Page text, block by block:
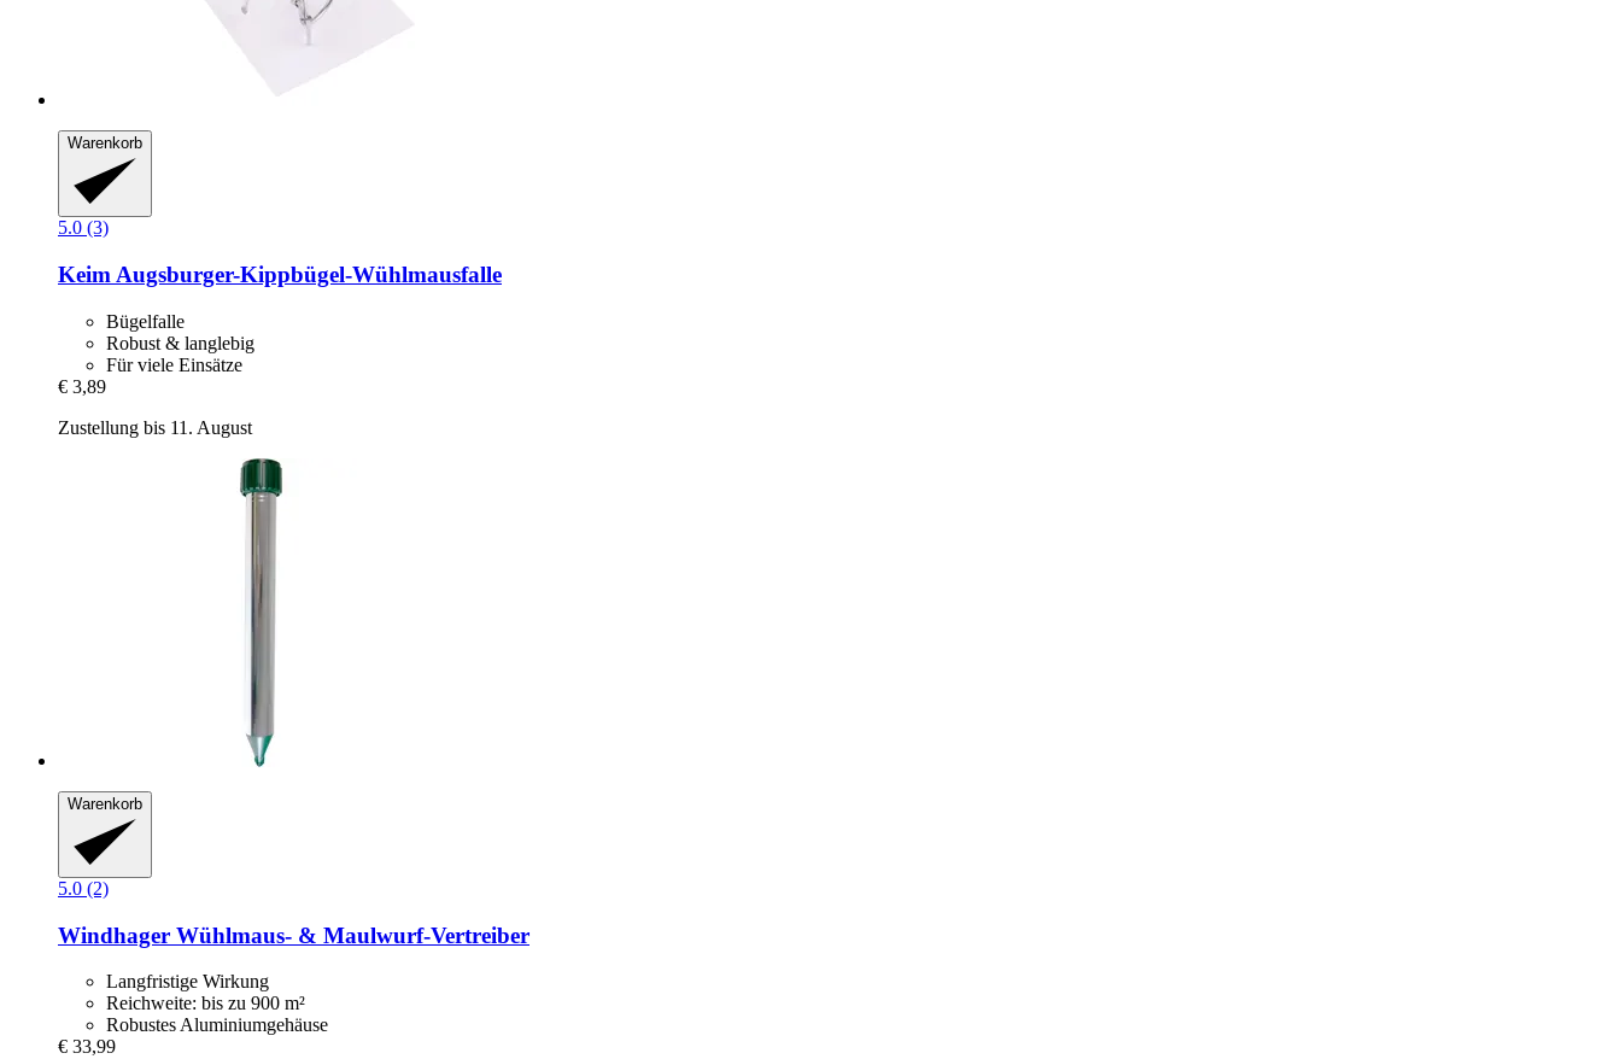
Warenkorb
5.0 (3)
Keim Augsburger-​Kippbügel-​Wühlmausfalle
Bügelfalle
Robust & langlebig
Für viele Einsätze
€ 3,89
Zustellung bis 11. August
Warenkorb
5.0 (2)
Windhager Wühlmaus-​ & Maulwurf-​Vertreiber
Langfristige Wirkung
Reichweite: bis zu 900 m²
Robustes Aluminiumgehäuse
€ 33,99